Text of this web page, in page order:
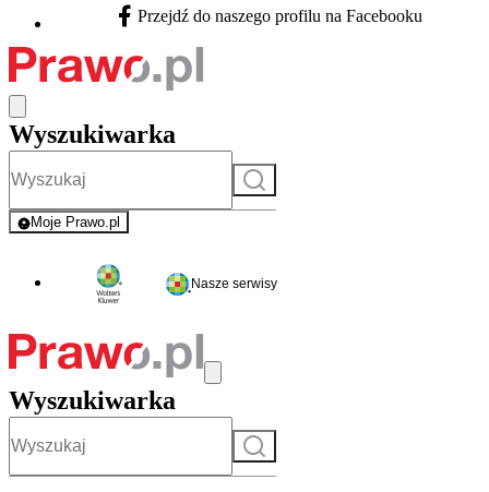
Facebook - otwiera się w nowej karcie
Przejdź do naszego profilu na Facebooku
Wyszukiwarka
Szukaj
Moje Prawo.pl
- rejestracja i logowanie do serwisu
Nasze serwisy
Wyszukiwarka
Szukaj